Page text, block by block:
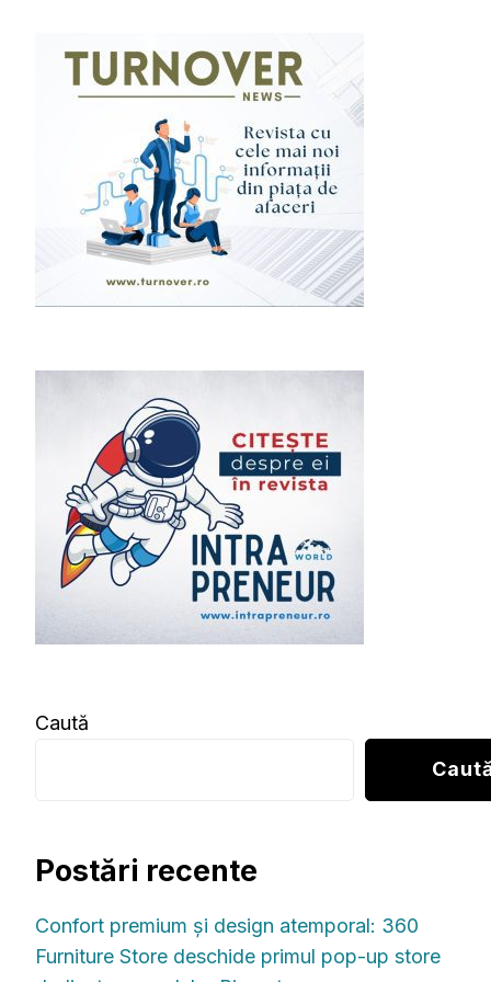
Caută
Postări recente
Confort premium și design atemporal: 360
Furniture Store deschide primul pop-up store